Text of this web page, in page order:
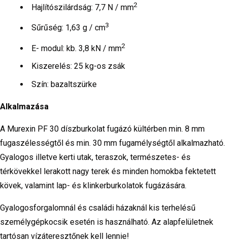
Hajlítószilárdság: 7,7 N / mm2
Sűrűség: 1,63 g / cm3
E- modul: kb. 3,8 kN / mm2
Kiszerelés: 25 kg-os zsák
Szín: bazaltszürke
Alkalmazása
A Murexin PF 30 díszburkolat fugázó kültérben min. 8 mm
fugaszélességtől és min. 30 mm fugamélységtől alkalmazható.
Gyalogos illetve kerti utak, teraszok, természetes- és
térkövekkel lerakott nagy terek és minden homokba fektetett
kövek, valamint lap- és klinkerburkolatok fugázására.
Gyalogosforgalomnál és családi házaknál kis terhelésű
személygépkocsik esetén is használható. Az alapfelületnek
tartósan vízáteresztőnek kell lennie!